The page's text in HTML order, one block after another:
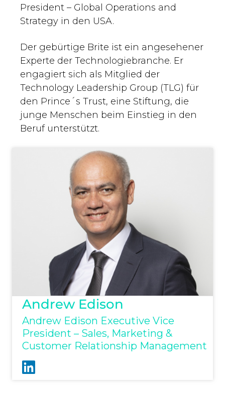
President – Global Operations and
Strategy in den USA.
Der gebürtige Brite ist ein angesehener
Experte der Technologiebranche. Er
engagiert sich als Mitglied der
Technology Leadership Group (TLG) für
den Prince´s Trust, eine Stiftung, die
junge Menschen beim Einstieg in den
Beruf unterstützt.
Andrew Edison
Andrew Edison Executive Vice
President – Sales, Marketing &
Customer Relationship Management